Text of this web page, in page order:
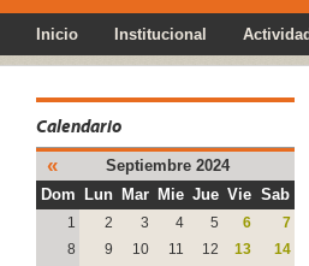
Inicio Institucional
Calendario
«
Septiembre 2024
Dom
Lun Mar Mie Jue Vie Sab
1 2 3 4 5 6
7
8
9 10 11 12 13
14